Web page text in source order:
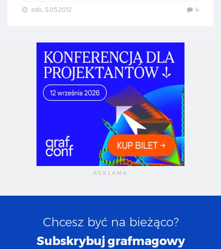
sob., 5.05.2012 4
Chcesz być na bieżąco?
Subskrybuj grafmagowy